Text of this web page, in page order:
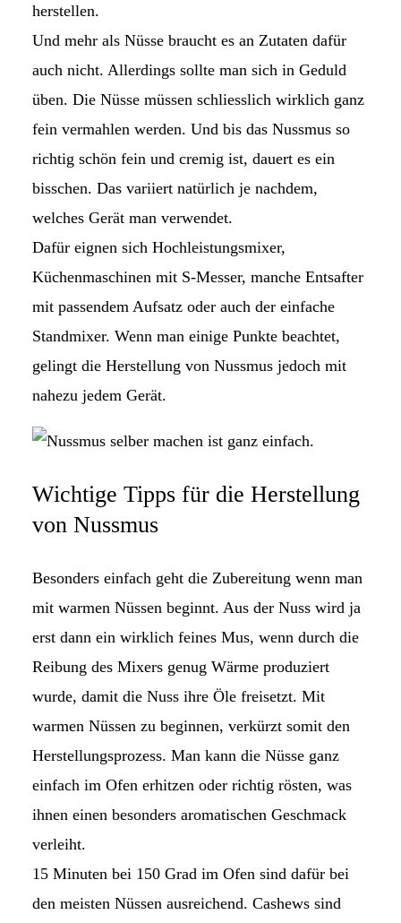
herstellen.
Und mehr als Nüsse braucht es an Zutaten dafür
auch nicht. Allerdings sollte man sich in Geduld
üben. Die Nüsse müssen schliesslich wirklich ganz
fein vermahlen werden. Und bis das Nussmus so
richtig schön fein und cremig ist, dauert es ein
bisschen. Das variiert natürlich je nachdem,
welches Gerät man verwendet.
Dafür eignen sich Hochleistungsmixer,
Küchenmaschinen mit S-Messer, manche Entsafter
mit passendem Aufsatz oder auch der einfache
Standmixer. Wenn man einige Punkte beachtet,
gelingt die Herstellung von Nussmus jedoch mit
nahezu jedem Gerät.
Wichtige Tipps für die Herstellung
von Nussmus
Besonders einfach geht die Zubereitung wenn man
mit warmen Nüssen beginnt. Aus der Nuss wird ja
erst dann ein wirklich feines Mus, wenn durch die
Reibung des Mixers genug Wärme produziert
wurde, damit die Nuss ihre Öle freisetzt. Mit
warmen Nüssen zu beginnen, verkürzt somit den
Herstellungsprozess. Man kann die Nüsse ganz
einfach im Ofen erhitzen oder richtig rösten, was
ihnen einen besonders aromatischen Geschmack
verleiht.
15 Minuten bei 150 Grad im Ofen sind dafür bei
den meisten Nüssen ausreichend. Cashews sind